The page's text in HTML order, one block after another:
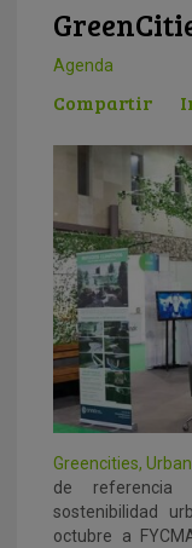
Agenda
Compartir
Greencities,
de referencia
sostenibilidad
octubre a